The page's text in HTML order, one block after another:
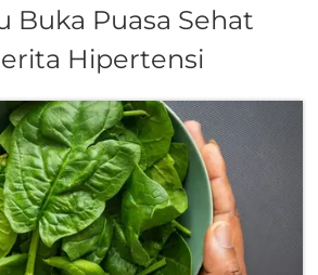
Buka Puasa Sehat
Hipertensi